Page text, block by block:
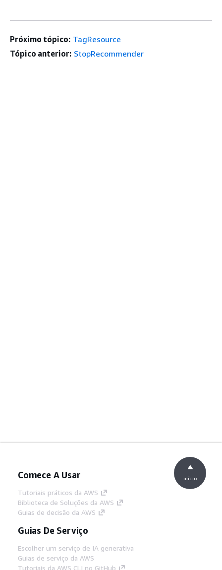
Próximo tópico: TagResource
Tópico anterior: StopRecommender
Comece A Usar
Tutoriais práticos da AWS
Biblioteca de Soluções da AWS
Guias de decisão da AWS
Guias De Serviço
Escolher um serviço de IA generativa
Guias de serviço da AWS
Tutoriais da AWS CLI no GitHub
início